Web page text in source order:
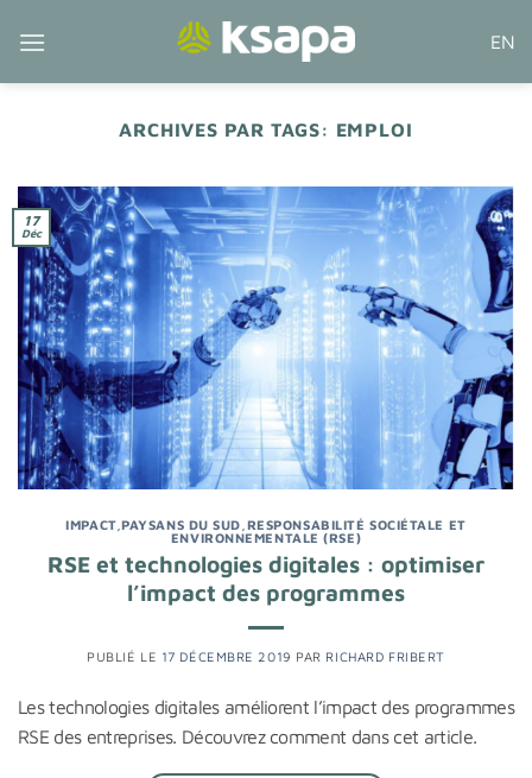
EN
ARCHIVES PAR TAGS: EMPLOI
17
Déc
IMPACT,PAYSANS DU SUD RESPONSABILITÉ SOCIÉTALE ET
ENVIRONNEMENTALE (RSE)
RSE et technologies digitales : optimiser
l’impact des programmes
PUBLIÉ LE 17 DÉCEMBRE 2019 PAR RICHARD FRIBERT
Les technologies digitales améliorent l’impact des programmes
RSE des entreprises. Découvrez comment dans cet article.